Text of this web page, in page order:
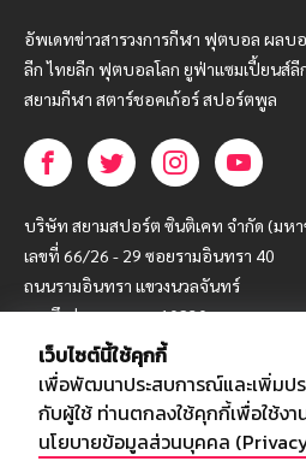
อัพเดทข่าวสารวงการกีฬา ฟุตบอล ผลบ
ลีก ไทยลีก ฟุตบอลโลก ยูฟ่าแซมเปี้ยนส์ลี
สยามกีฬา สตาร์ชอคเก้อร์ สปอร์ตพูล
บริษัท สยามสปอร์ต ซินติเคท จำกัด (มห
เลขที่ 66/26 - 29 ซอยรามอินทรา 40
ถนนรามอินทรา แขวงนวลจันทร์
เขตบึงกุ่ม กรุงเทพฯ 10230
โทร : 02-5088-000
อีเมล์ : webmaster@siamsport.co.th
เว็บไซต์ : www.siamsport.co.th
เว็บไซต์นี้ใช้คุกกี้
เพื่อพัฒนาประสบการณ์และเพิ่มปร
กับผู้ใช้ ท่านตกลงใช้คุกกี้เพื่อใช้งา
นโยบายข้อมูลส่วนบุคคล